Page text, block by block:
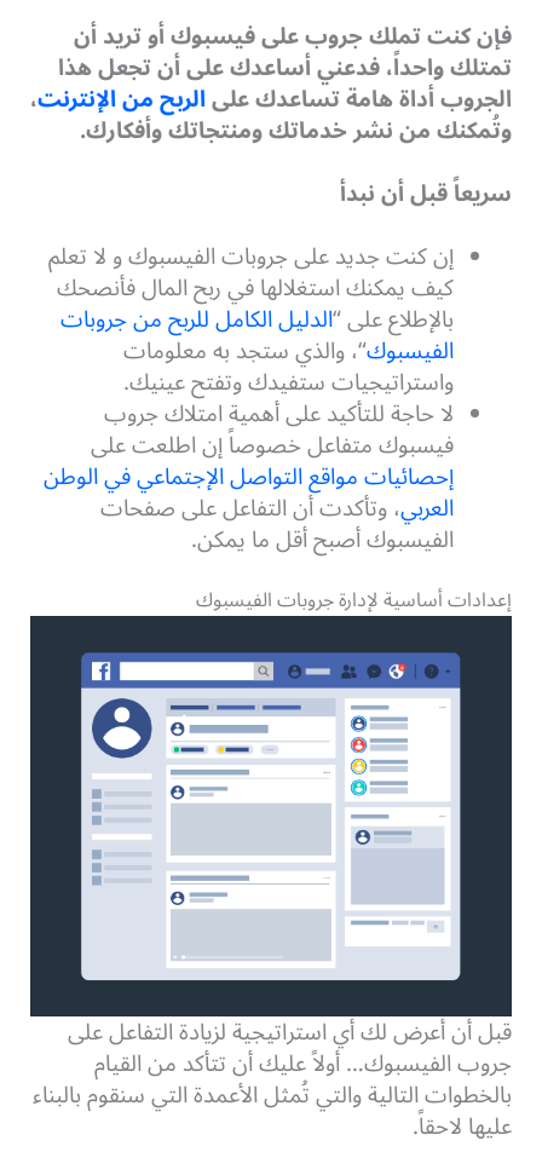
فإن كنت تملك جروب على فيسبوك أو تريد أن
تمتلك واحداً، فدعني أساعدك على أن تجعل هذا
الجروب أداة هامة تساعدك علىالربح من الإنترنت،
وتُمكنك من نشر خدماتك ومنتجاتك وأفكارك.
سريعاً قبل أن نبدأ
إن كنت جديد على جروبات الفيسبوك و لا تعلم
كيف يمكنك استغلالها في ربح المال فأنصحك
بالإطلاع على “الدليل الكامل للربح من جروبات
الفيسبوك“، والذي ستجد به معلومات
واستراتيجيات ستفيدك وتفتح عينيك.
لا حاجة للتأكيد على أهمية امتلاك جروب
فيسبوك متفاعل خصوصاً إن اطلعت على
إحصائيات مواقع التواصل الإجتماعي في الوطن
العربي، وتأكدت أن التفاعل على صفحات
الفيسبوك أصبح أقل ما يمكن.
إعدادات أساسية لإدارة جروبات الفيسبوك
قبل أن أعرض لك أي استراتيجية لزيادة التفاعل على
جروب الفيسبوك… أولاً عليك أن تتأكد من القيام
بالخطوات التالية والتي تُمثل الأعمدة التي سنقوم بالبناء
عليها لاحقاً.